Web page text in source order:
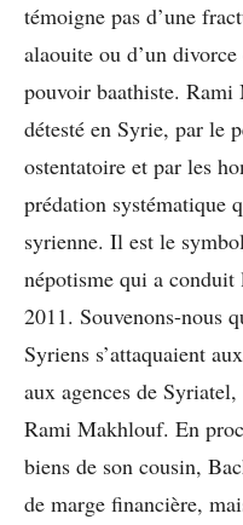
témoigne pas d’une
alaouite ou d’un
pouvoir baathiste.
détesté en Syrie, par le
ostentatoire et par les
prédation systématique
syrienne. Il est le
népotisme qui a
2011. Souvenons-nous
Syriens s’attaquaient
aux agences de
Rami Makhlouf. En
biens de son cousin,
de marge financière,